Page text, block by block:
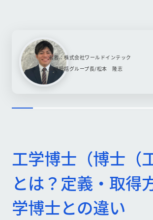
著者：株式会社ワールドインテック
採用統括グループ長/松本 隆志
工学博士（博士（
とは？定義・取得
学博士との違い